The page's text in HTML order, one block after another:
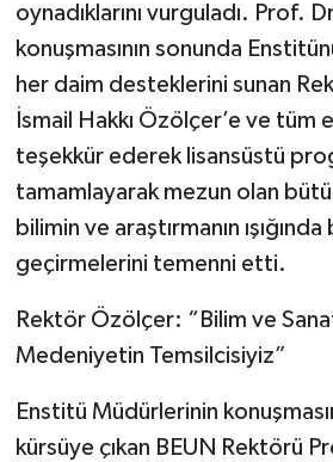
oynadıklarını vurguladı. Prof.
konuşmasının sonunda
her daim desteklerini sunan
İsmail Hakkı Özölçer’e ve
teşekkür ederek lisansüstü
tamamlayarak mezun olan
bilimin ve araştırmanın
geçirmelerini temenni etti.
Rektör Özölçer: “Bilim ve
Medeniyetin Temsilcisiyiz”
Enstitü Müdürlerinin
kürsüye çıkan BEUN Rektörü